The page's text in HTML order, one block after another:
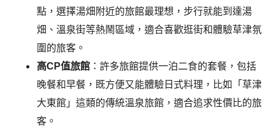
點，選擇湯畑附近的旅館最理想，步行就能到達湯
畑、溫泉街等熱鬧區域，適合喜歡逛街和體驗草津氛
圍的旅客。
高CP值旅館 ：許多旅館提供一泊二食的套餐，包括
晚餐和早餐，既方便又能體驗日式料理，比如「草津
大東館」這類的傳統溫泉旅館，適合追求性價比的旅
客。